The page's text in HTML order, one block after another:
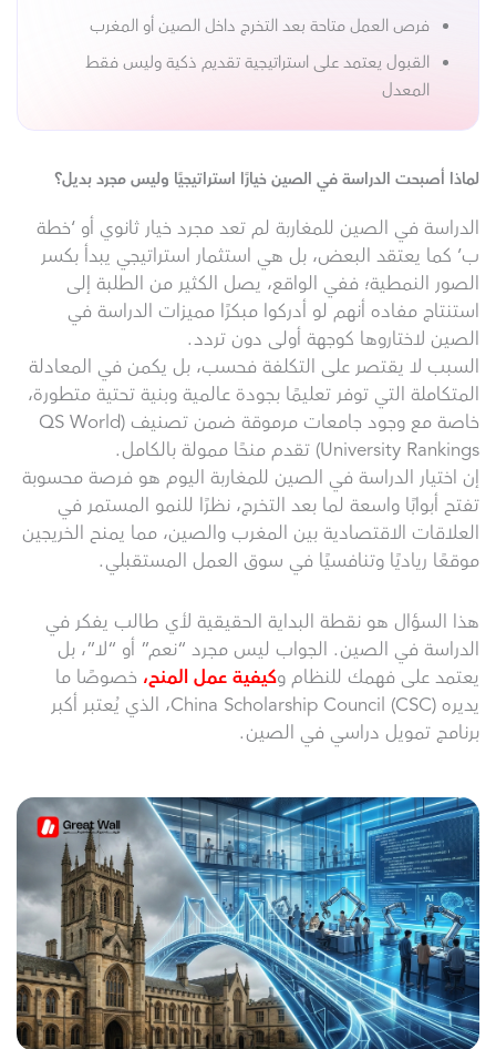
فرص العمل متاحة بعد التخرج داخل الصين أو المغرب
القبول يعتمد على استراتيجية تقديم ذكية وليس فقط
المعدل
لماذا أصبحت الدراسة في الصين خيارًا استراتيجيًا وليس مجرد بديل؟
الدراسة في الصين للمغاربة لم تعد مجرد خيار ثانوي أو ‘خطة
ب’ كما يعتقد البعض، بل هي استثمار استراتيجي يبدأ بكسر
الصور النمطية؛ ففي الواقع، يصل الكثير من الطلبة إلى
استنتاج مفاده أنهم لو أدركوا مبكرًا مميزات الدراسة في
الصين لاختاروها كوجهة أولى دون تردد.
السبب لا يقتصر على التكلفة فحسب، بل يكمن في المعادلة
المتكاملة التي توفر تعليمًا بجودة عالمية وبنية تحتية متطورة،
خاصة مع وجود جامعات مرموقة ضمن تصنيف (QS World
University Rankings) تقدم منحًا ممولة بالكامل.
إن اختيار الدراسة في الصين للمغاربة اليوم هو فرصة محسوبة
تفتح أبوابًا واسعة لما بعد التخرج، نظرًا للنمو المستمر في
العلاقات الاقتصادية بين المغرب والصين، مما يمنح الخريجين
موقعًا رياديًا وتنافسيًا في سوق العمل المستقبلي.
هذا السؤال هو نقطة البداية الحقيقية لأي طالب يفكر في
الدراسة في الصين. الجواب ليس مجرد “نعم” أو “لا”، بل
يعتمد على فهمك للنظام وكيفية عمل المنح، خصوصًا ما
يديره China Scholarship Council (CSC)، الذي يُعتبر أكبر
برنامج تمويل دراسي في الصين.